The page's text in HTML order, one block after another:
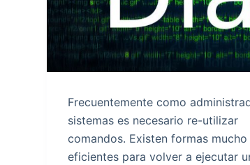
Frecuentemente como
sistemas es necesario re-utilizar
comandos. Existen formas mucho
eficientes para volver a ejecutar